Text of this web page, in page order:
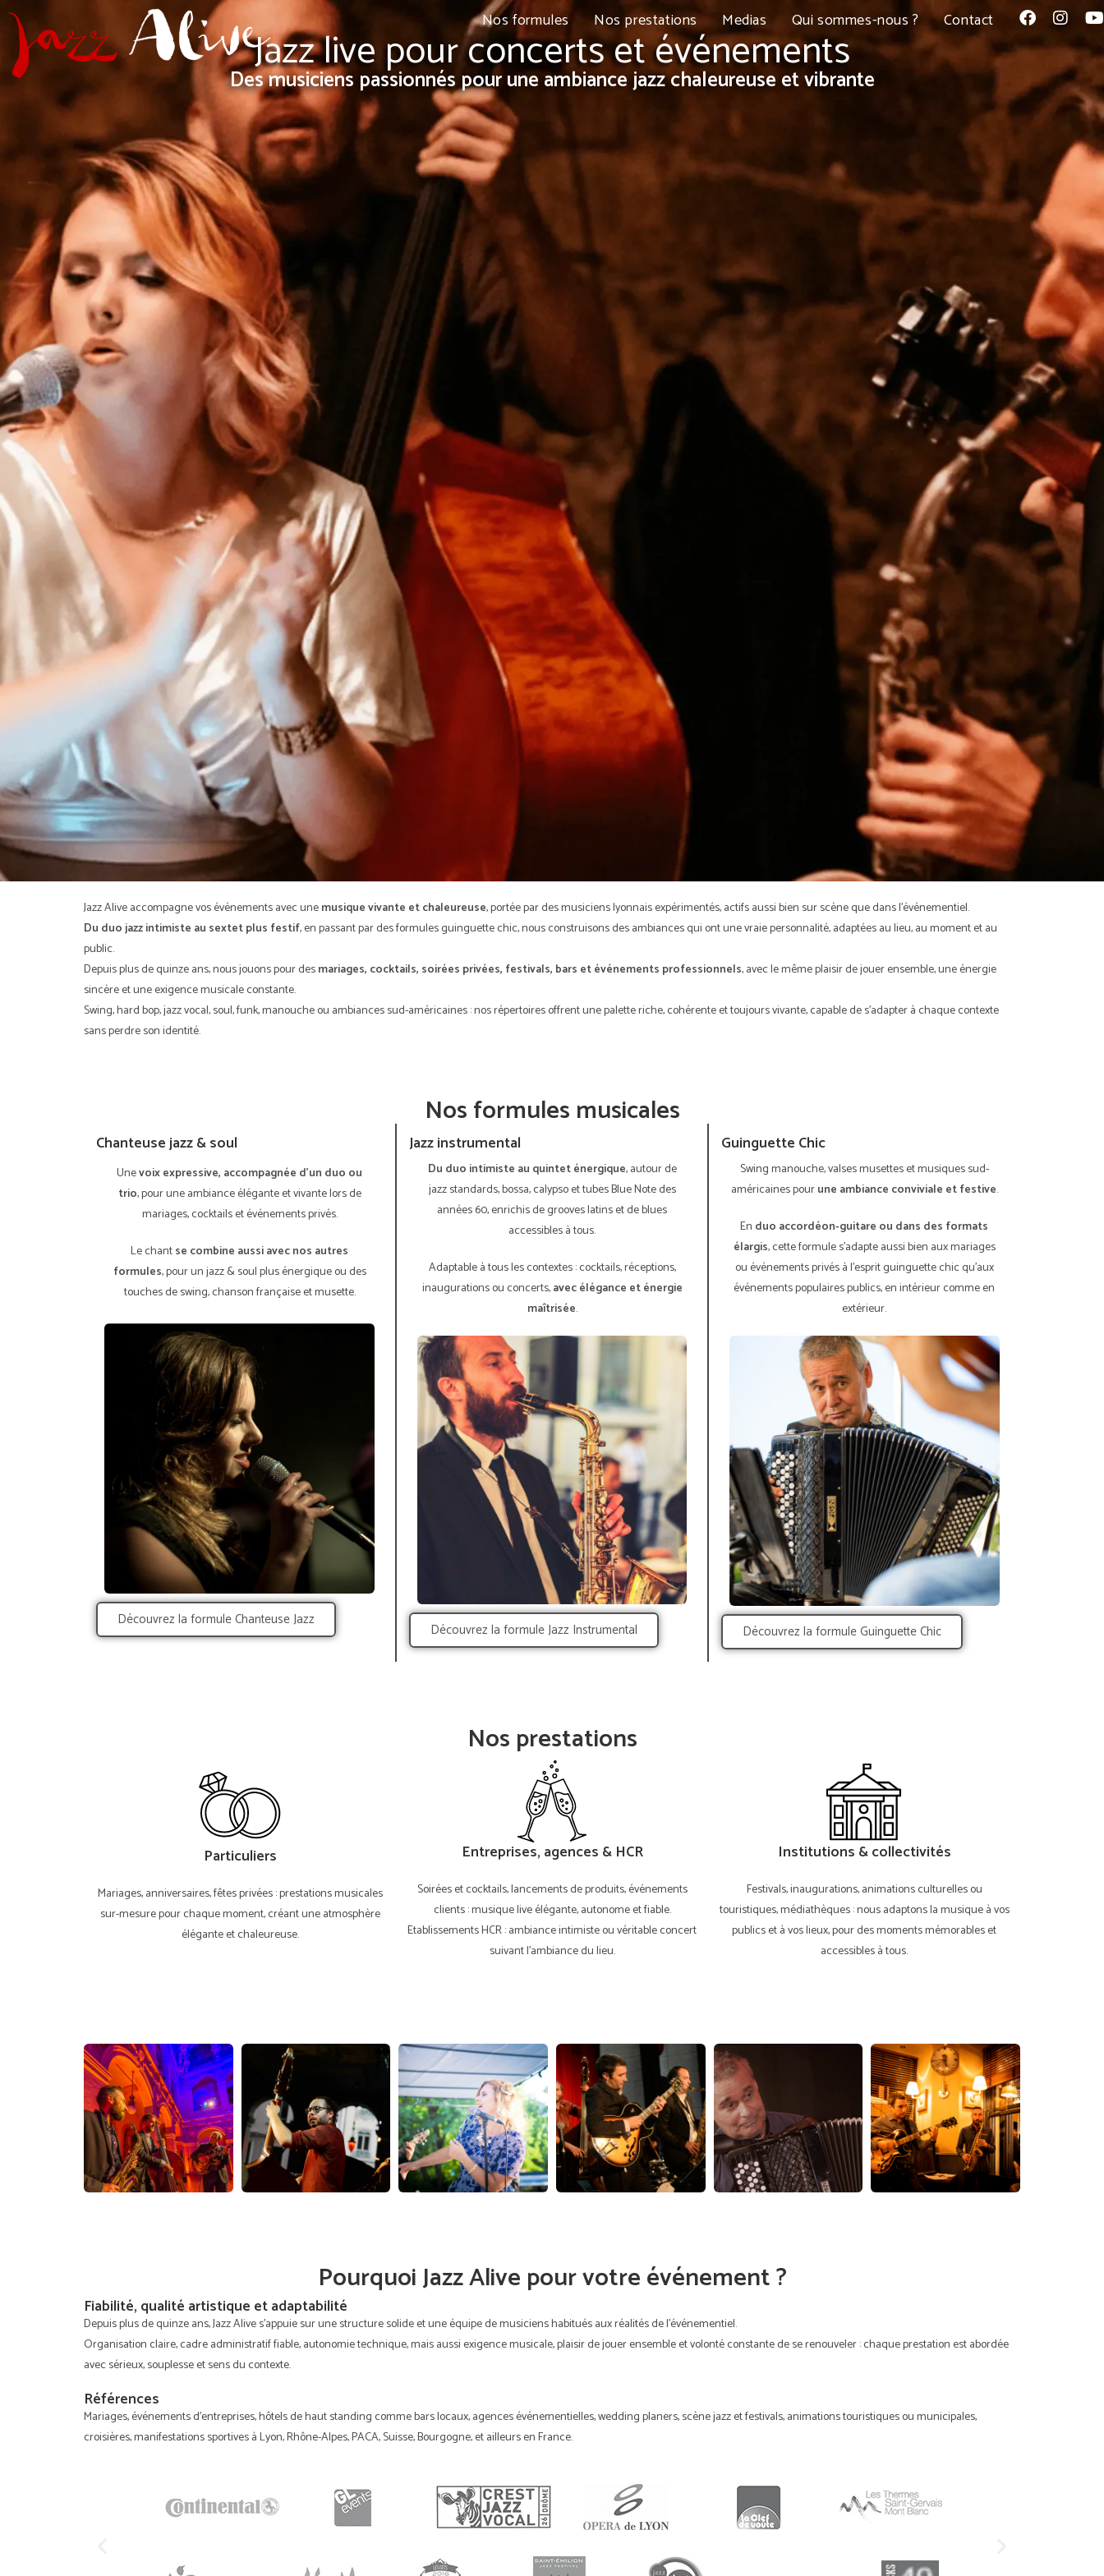
Nos formules Nos prestations Medias Qui sommes-nous ? Contact
Jazz live pour concerts et événements
Des musiciens passionnés pour une ambiance jazz chaleureuse et vibrante
Jazz Alive accompagne vos événements avec unemusique vivante et chaleureuse, portée par des musiciens lyonnais expérimentés, actifs aussi bien sur scène que dans l’événementiel.
Du duo jazz intimiste au sextet plus festif, en passant par des formules guinguette chic, nous construisons des ambiances qui ont une vraie personnalité, adaptées au lieu, au moment et au
public.
Depuis plus de quinze ans, nous jouons pour desmariages, cocktails, soirées privées, festivals, bars et événements professionnels, avec le même plaisir de jouer ensemble, une énergie
sincère et une exigence musicale constante.
Swing, hard bop, jazz vocal, soul, funk, manouche ou ambiances sud-américaines : nos répertoires offrent une palette riche, cohérente et toujours vivante, capable de s’adapter à chaque contexte
sans perdre son identité.
Nos formules musicales
Chanteuse jazz & soul
Unevoix expressive, accompagnée d’un duo ou
trio, pour une ambiance élégante et vivante lors de
mariages, cocktails et événements privés.
Le chantse combine aussi avec nos autres
formules, pour un jazz & soul plus énergique ou des
touches de swing, chanson française et musette.
Découvrez la formule Chanteuse Jazz
Jazz instrumental
Du duo intimiste au quintet énergique, autour de
jazz standards, bossa, calypso et tubes Blue Note des
années 60, enrichis de grooves latins et de blues
accessibles à tous.
Adaptable à tous les contextes : cocktails, réceptions,
inaugurations ou concerts,avec élégance et énergie
maîtrisée.
Découvrez la formule Jazz Instrumental
Guinguette Chic
Swing manouche, valses musettes et musiques sud-
américaines pourune ambiance conviviale et festive.
En duo accordéon-guitare ou dans des formats
élargis, cette formule s’adapte aussi bien aux mariages
ou événements privés à l’esprit guinguette chic qu’aux
événements populaires publics, en intérieur comme en
extérieur.
Découvrez la formule Guinguette Chic
Nos prestations
Particuliers
Mariages, anniversaires, fêtes privées : prestations musicales
sur-mesure pour chaque moment, créant une atmosphère
élégante et chaleureuse.
Entreprises, agences & HCR
Soirées et cocktails, lancements de produits, événements
clients : musique live élégante, autonome et fiable.
Etablissements HCR : ambiance intimiste ou véritable concert
suivant l'ambiance du lieu.
Institutions & collectivités
Festivals, inaugurations, animations culturelles ou
touristiques, médiathèques : nous adaptons la musique à vos
publics et à vos lieux, pour des moments mémorables et
accessibles à tous.
Pourquoi Jazz Alive pour votre événement ?
Fiabilité, qualité artistique et adaptabilité
Depuis plus de quinze ans, Jazz Alive s’appuie sur une structure solide et une équipe de musiciens habitués aux réalités de l’événementiel.
Organisation claire, cadre administratif fiable, autonomie technique, mais aussi exigence musicale, plaisir de jouer ensemble et volonté constante de se renouveler : chaque prestation est abordée
avec sérieux, souplesse et sens du contexte.
Références
Mariages, événements d’entreprises, hôtels de haut standing comme bars locaux, agences événementielles, wedding planers, scène jazz et festivals, animations touristiques ou municipales,
croisières, manifestations sportives à Lyon, Rhône-Alpes, PACA, Suisse, Bourgogne, et ailleurs en France.